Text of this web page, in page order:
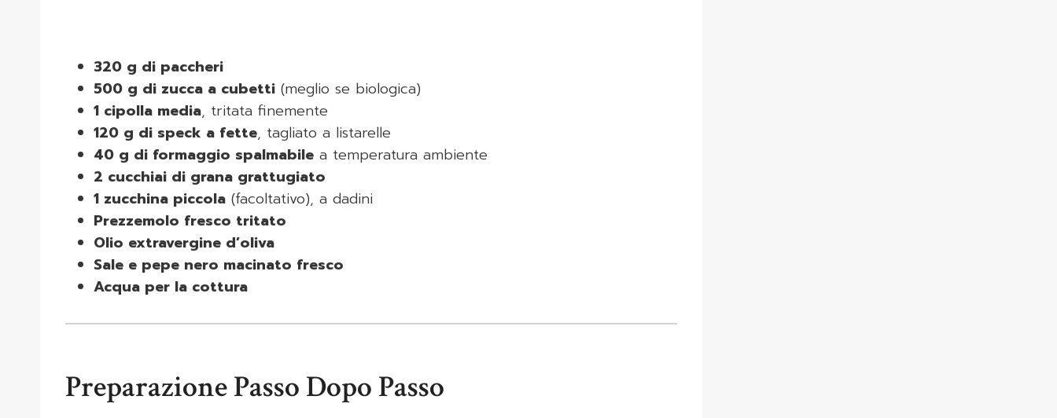
320 g di paccheri
500 g di zucca a cubetti (meglio se biologica)
1 cipolla media, tritata finemente
120 g di speck a fette, tagliato a listarelle
40 g di formaggio spalmabile a temperatura ambiente
2 cucchiai di grana grattugiato
1 zucchina piccola (facoltativo), a dadini
Prezzemolo fresco tritato
Olio extravergine d’oliva
Sale e pepe nero macinato fresco
Acqua per la cottura
Preparazione Passo Dopo Passo